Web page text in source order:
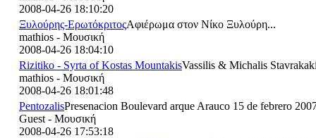
2008-04-26 18:10:20
Ξυλούρης-ΕρωτόκριτοςΑφιέρωμα στον Νίκο Ξυλούρη...
mathios - Μουσική
2008-04-26 18:04:10
Rizitiko - Syrta of Kostas MountakisVassilis & Michalis
mathios - Μουσική
2008-04-26 18:01:48
PentozalisPresenacion Boulevard arque Arauco 15 de febrero
Guest - Μουσική
2008-04-26 17:53:18